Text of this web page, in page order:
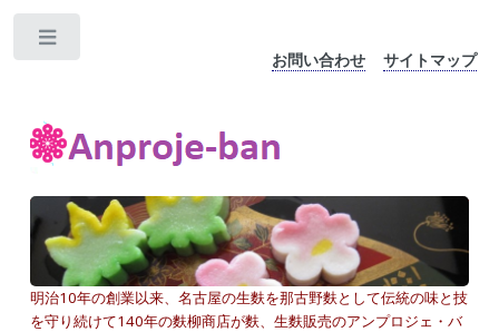
お問い合わせ サイトマップ
明治10年の創業以来、名古屋の生麩を那古野麩として伝統の味と技
を守り続けて140年の麩柳商店が麩、生麩販売のアンプロジェ・バ